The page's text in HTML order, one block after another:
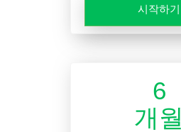
시작하기
6
개월